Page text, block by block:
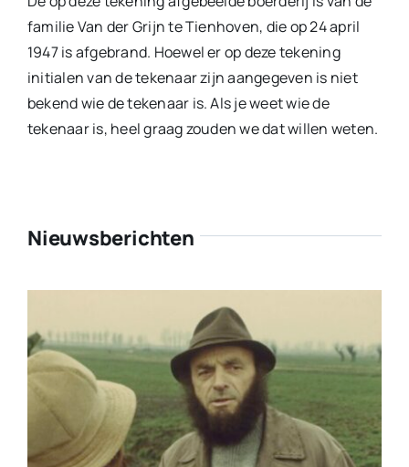
familie Van der Grijn te Tienhoven, die op 24 april
1947 is afgebrand. Hoewel er op deze tekening
initialen van de tekenaar zijn aangegeven is niet
bekend wie de tekenaar is. Als je weet wie de
tekenaar is, heel graag zouden we dat willen weten.
Nieuwsberichten